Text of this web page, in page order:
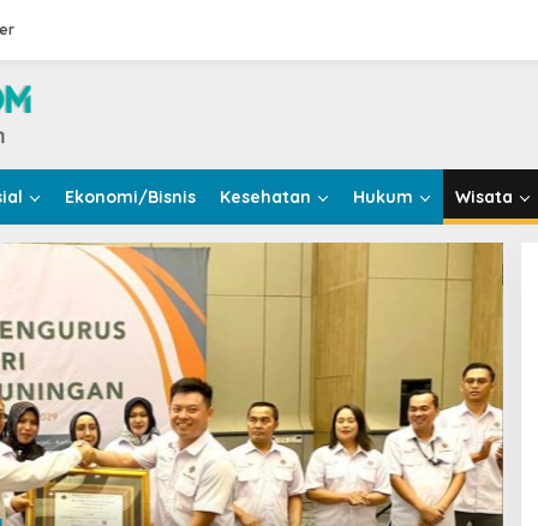
Ekonomi/Bisnis Kesehatan Hukum Wisata